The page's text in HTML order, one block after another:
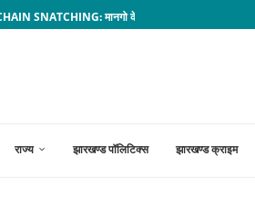
SNATCHING: मानगो के तुरियाबेड़ा में वृद्ध महिला से चेन
राज्य झारखण्ड पॉलिटिक्स झारखण्ड क्राइम